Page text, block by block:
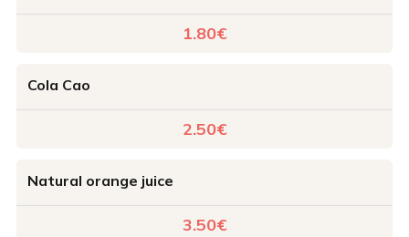
1.80€
Cola Cao
2.50€
Natural orange juice
3.50€